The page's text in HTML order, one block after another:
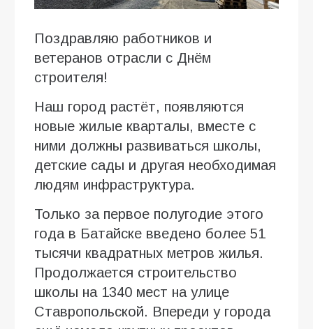
Поздравляю работников и
ветеранов отрасли с Днём
строителя!
Наш город растёт, появляются
новые жилые кварталы, вместе с
ними должны развиваться школы,
детские сады и другая необходимая
людям инфраструктура.
Только за первое полугодие этого
года в Батайске введено более 51
тысячи квадратных метров жилья.
Продолжается строительство
школы на 1340 мест на улице
Ставропольской. Впереди у города